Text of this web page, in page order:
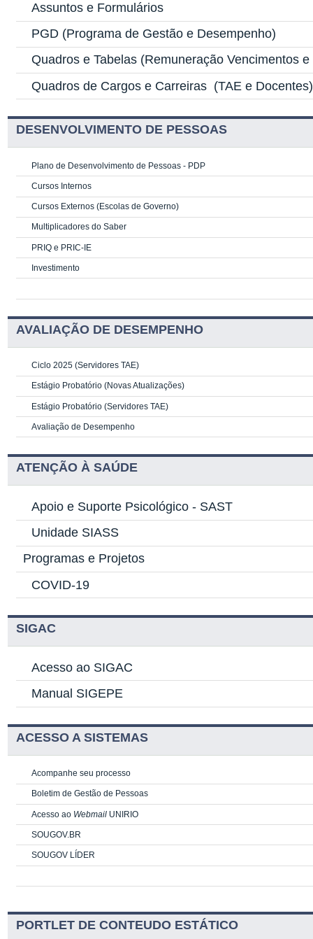
Assuntos e Formulários
PGD (Programa de Gestão e Desempenho)
Quadros e Tabelas (Remuneração Vencimentos
Quadros de Cargos e Carreiras (TAE e Docentes)
DESENVOLVIMENTO DE PESSOAS
Plano de Desenvolvimento de Pessoas - PDP
Cursos Internos
Cursos Externos (Escolas de Governo)
Multiplicadores do Saber
PRIQ e PRIC-IE
Investimento
AVALIAÇÃO DE DESEMPENHO
Ciclo 2025 (Servidores TAE)
Estágio Probatório (Novas Atualizações)
Estágio Probatório (Servidores TAE)
Avaliação de Desempenho
ATENÇÃO À SAÚDE
Apoio e Suporte Psicológico - SAST
Unidade SIASS
Programas e Projetos
COVID-19
SIGAC
Acesso ao SIGAC
Manual SIGEPE
ACESSO A SISTEMAS
Acompanhe seu processo
Boletim de Gestão de Pessoas
Acesso ao Webmail UNIRIO
SOUGOV.BR
SOUGOV LÍDER
PORTLET DE CONTEUDO ESTÁTICO